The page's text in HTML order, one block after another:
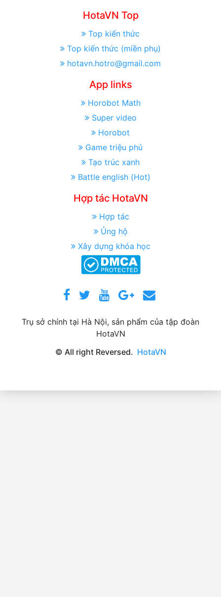
HotaVN Top
Top kiến thức
Top kiến thức (miền phụ)
hotavn.hotro@gmail.com
App links
Horobot Math
Super video
Horobot
Game triệu phú
Tạo trúc xanh
Battle english (Hot)
Hợp tác HotaVN
Hợp tác
Ủng hộ
Xây dựng khóa học
Trụ sở chính tại Hà Nội, sản phẩm của tập đoàn
HotaVN
© All right Reversed. HotaVN